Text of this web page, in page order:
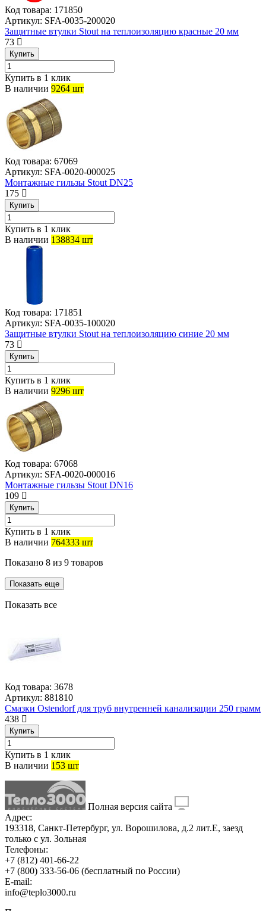
Код товара: 171850
Артикул: SFA-0035-200020
Защитные втулки Stout на теплоизоляцию красные 20 мм
73
Купить
Купить в 1 клик
В наличии 9264 шт
Код товара: 67069
Артикул: SFA-0020-000025
Монтажные гильзы Stout DN25
175
Купить
Купить в 1 клик
В наличии 138834 шт
Код товара: 171851
Артикул: SFA-0035-100020
Защитные втулки Stout на теплоизоляцию синие 20 мм
73
Купить
Купить в 1 клик
В наличии 9296 шт
Код товара: 67068
Артикул: SFA-0020-000016
Монтажные гильзы Stout DN16
109
Купить
Купить в 1 клик
В наличии 764333 шт
Показано 8 из 9 товаров
Показать еще
Показать все
Код товара: 3678
Артикул: 881810
Смазки Ostendorf для труб внутренней канализации 250 грамм
438
Купить
Купить в 1 клик
В наличии 153 шт
Полная версия сайта
Адрес:
193318, Санкт-Петербург, ул. Ворошилова, д.2 лит.Е, заезд
только с ул. Зольная
Телефоны:
+7 (812) 401-66-22
+7 (800) 333-56-06 (бесплатный по России)
E-mail:
info@teplo3000.ru